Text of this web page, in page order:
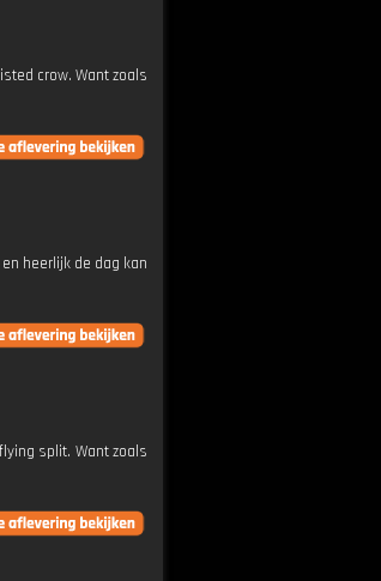
crow. Want zoals
heerlijk de dag kan
split. Want zoals